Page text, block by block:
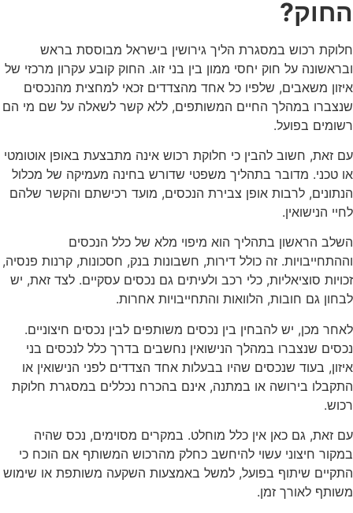
החוק?
חלוקת רכוש במסגרת הליך גירושין בישראל מבוססת בראש
ובראשונה על חוק יחסי ממון בין בני זוג. החוק קובע עקרון מרכזי של
איזון משאבים, שלפיו כל אחד מהצדדים זכאי למחצית מהנכסים
שנצברו במהלך החיים המשותפים, ללא קשר לשאלה על שם מי הם
רשומים בפועל.
עם זאת, חשוב להבין כי חלוקת רכוש אינה מתבצעת באופן אוטומטי
או טכני. מדובר בתהליך משפטי שדורש בחינה מעמיקה של מכלול
הנתונים, לרבות אופן צבירת הנכסים, מועד רכישתם והקשר שלהם
לחיי הנישואין.
השלב הראשון בתהליך הוא מיפוי מלא של כלל הנכסים
וההתחייבויות. זה כולל דירות, חשבונות בנק, חסכונות, קרנות פנסיה,
זכויות סוציאליות, כלי רכב ולעיתים גם נכסים עסקיים. לצד זאת, יש
לבחון גם חובות, הלוואות והתחייבויות אחרות.
לאחר מכן, יש להבחין בין נכסים משותפים לבין נכסים חיצוניים.
נכסים שנצברו במהלך הנישואין נחשבים בדרך כלל לנכסים בני
איזון, בעוד שנכסים שהיו בבעלות אחד הצדדים לפני הנישואין או
התקבלו בירושה או במתנה, אינם בהכרח נכללים במסגרת חלוקת
רכוש.
עם זאת, גם כאן אין כלל מוחלט. במקרים מסוימים, נכס שהיה
במקור חיצוני עשוי להיחשב כחלק מהרכוש המשותף אם הוכח כי
התקיים שיתוף בפועל, למשל באמצעות השקעה משותפת או שימוש
משותף לאורך זמן.